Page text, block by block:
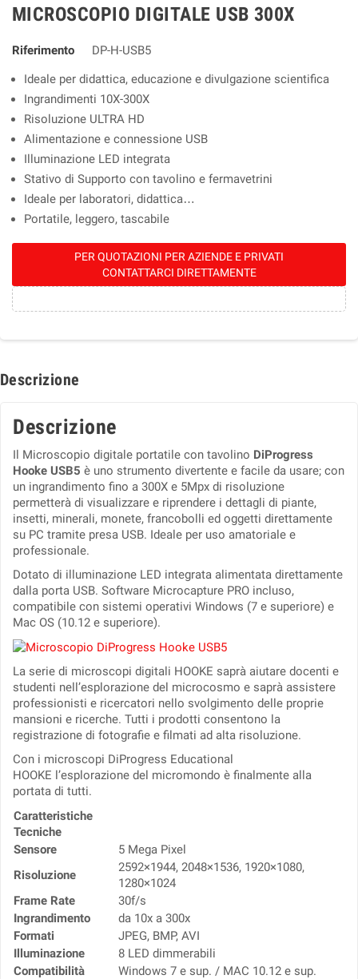
MICROSCOPIO DIGITALE USB 300X
Riferimento
DP-H-USB5
Ideale per didattica, educazione e divulgazione scientifica
Ingrandimenti 10X-300X
Risoluzione ULTRA HD
Alimentazione e connessione USB
Illuminazione LED integrata
Stativo di Supporto con tavolino e fermavetrini
Ideale per laboratori, didattica…
Portatile, leggero, tascabile
PER QUOTAZIONI PER AZIENDE E PRIVATI
CONTATTARCI DIRETTAMENTE
Descrizione
Descrizione
Il Microscopio digitale portatile con tavolino DiProgress
Hooke USB5 è uno strumento divertente e facile da usare; con
un ingrandimento fino a 300X e 5Mpx di risoluzione
permetterà di visualizzare e riprendere i dettagli di piante,
insetti, minerali, monete, francobolli ed oggetti direttamente
su PC tramite presa USB. Ideale per uso amatoriale e
professionale.
Dotato di illuminazione LED integrata alimentata direttamente
dalla porta USB. Software Microcapture PRO incluso,
compatibile con sistemi operativi Windows (7 e superiore) e
Mac OS (10.12 e superiore).
La serie di microscopi digitali HOOKE saprà aiutare docenti e
studenti nell’esplorazione del microcosmo e saprà assistere
professionisti e ricercatori nello svolgimento delle proprie
mansioni e ricerche. Tutti i prodotti consentono la
registrazione di fotografie e filmati ad alta risoluzione.
Con i microscopi DiProgress Educational
HOOKE l’esplorazione del micromondo è finalmente alla
portata di tutti.
Caratteristiche
Tecniche
Sensore
5 Mega Pixel
Risoluzione
2592×1944, 2048×1536, 1920×1080,
1280×1024
Frame Rate
30f/s
Ingrandimento
da 10x a 300x
Formati
JPEG, BMP, AVI
Illuminazione
8 LED dimmerabili
Compatibilità
Windows 7 e sup. / MAC 10.12 e sup.